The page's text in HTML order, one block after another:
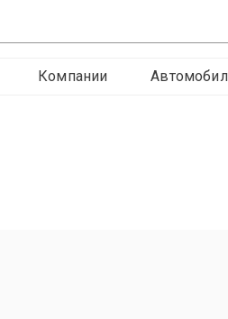
Компании